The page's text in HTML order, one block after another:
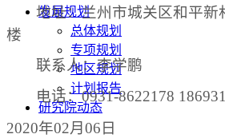
发展规划
总体规划
专项规划
地区规划
计划报告
研究院动态
地址：兰州市城关区和平新
楼
联系人：李学鹏
电话：0931-8622178
2020年02月 06 日